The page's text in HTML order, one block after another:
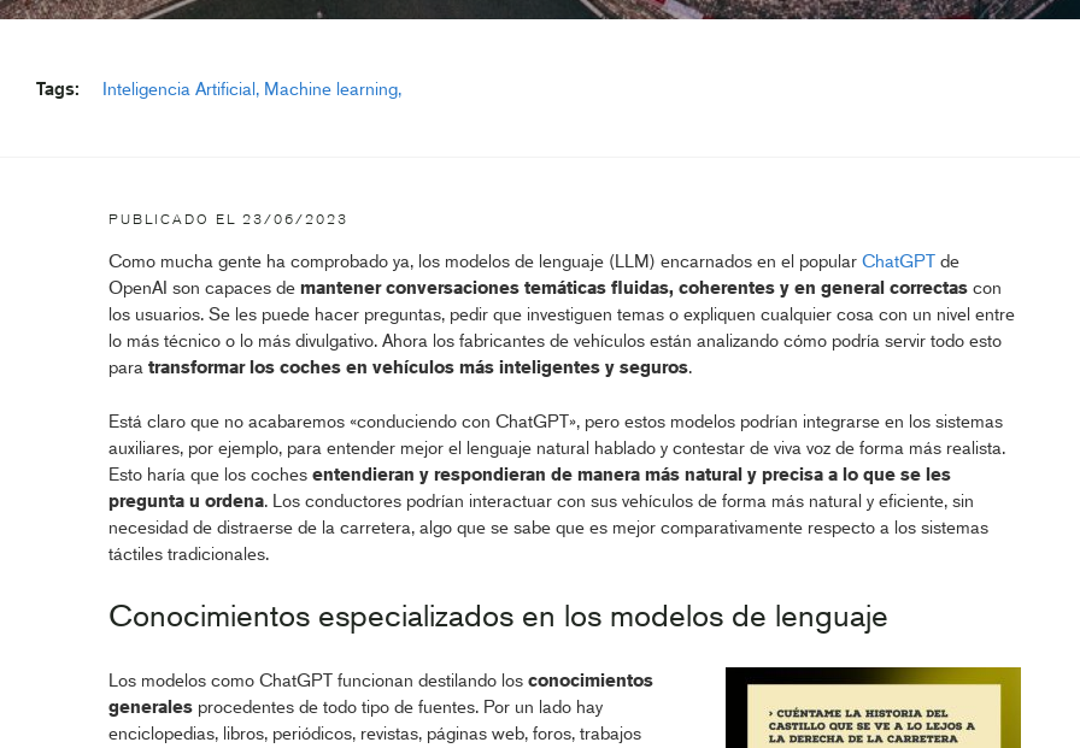
Tags: Inteligencia Artificial Machine learning
PUBLICADO EL 23/06/2023
Como mucha gente ha comprobado ya, los modelos de lenguaje (LLM) encarnados en el popular ChatGPTde
OpenAI son capaces de mantener conversaciones temáticas fluidas, coherentes y en general correctascon
los usuarios. Se les puede hacer preguntas, pedir que investiguen temas o expliquen cualquier cosa con un nivel entre
lo más técnico o lo más divulgativo. Ahora los fabricantes de vehículos están analizando cómo podría servir todo esto
para transformar los coches en vehículos más inteligentes y seguros.
Está claro que no acabaremos «conduciendo con ChatGPT», pero estos modelos podrían integrarse en los sistemas
auxiliares, por ejemplo, para entender mejor el lenguaje natural hablado y contestar de viva voz de forma más realista.
Esto haría que los coches entendieran y respondieran de manera más natural y precisa a lo que se les
pregunta u ordena. Los conductores podrían interactuar con sus vehículos de forma más natural y eficiente, sin
necesidad de distraerse de la carretera, algo que se sabe que es mejor comparativamente respecto a los sistemas
táctiles tradicionales.
Conocimientos especializados en los modelos de lenguaje
Los modelos como ChatGPT funcionan destilando los conocimientos
generalesprocedentes de todo tipo de fuentes. Por un lado hay
enciclopedias, libros, periódicos, revistas, páginas web, foros, trabajos